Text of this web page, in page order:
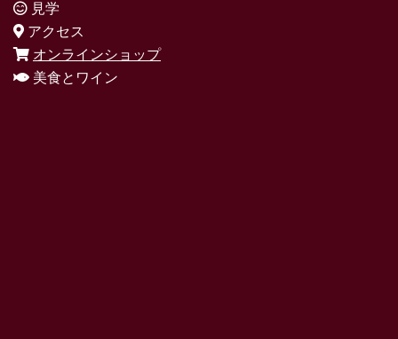
見学
アクセス
オンラインショップ
美食とワイン